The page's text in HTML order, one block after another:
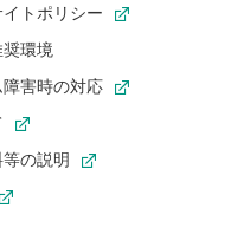
イトポリシー
奨環境
障害時の対応
の説明